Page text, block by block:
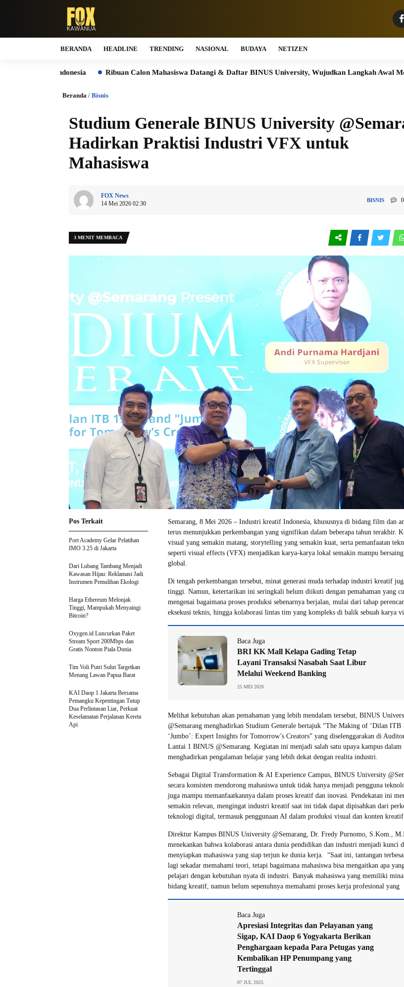
BERANDA HEADLINE TRENDING NASIONAL BUDAYA NETIZEN
Ribuan Calon Mahasiswa Datangi & Daftar BINUS University, Wujudkan Langkah Awal Menuju Karier
Beranda / Bisnis
Studium Generale BINUS University
Hadirkan Praktisi Industri VFX untuk
Mahasiswa
FOX News
14 Mei 2026 02:30
BISNIS 0
3 MENIT MEMBACA
Semarang, 8 Mei 2026 – Industri kreatif Indonesia, khususnya di bidang film dan
terus menunjukkan perkembangan yang signifikan dalam beberapa tahun terakhir.
visual yang semakin matang, storytelling yang semakin kuat, serta pemanfaatan
seperti visual effects (VFX) menjadikan karya-karya lokal semakin mampu
global.
Di tengah perkembangan tersebut, minat generasi muda terhadap industri kreatif
tinggi. Namun, ketertarikan ini seringkali belum diikuti dengan pemahaman yang
mengenai bagaimana proses produksi sebenarnya berjalan, mulai dari tahap
eksekusi teknis, hingga kolaborasi lintas tim yang kompleks di balik sebuah karya
Baca Juga
BRI KK Mall Kelapa Gading Tetap
Layani Transaksi Nasabah Saat Libur
Melalui Weekend Banking
25 MEI 2026
Melihat kebutuhan akan pemahaman yang lebih mendalam tersebut, BINUS
@Semarang menghadirkan Studium Generale bertajuk “The Making of ‘Dilan ITB
‘Jumbo’: Expert Insights for Tomorrow’s Creators” yang diselenggarakan di
Lantai 1 BINUS @Semarang. Kegiatan ini menjadi salah satu upaya kampus dalam
menghadirkan pengalaman belajar yang lebih dekat dengan realita industri.
Sebagai Digital Transformation & AI Experience Campus, BINUS University
secara konsisten mendorong mahasiswa untuk tidak hanya menjadi pengguna
juga mampu memanfaatkannya dalam proses kreatif dan inovasi. Pendekatan ini
semakin relevan, mengingat industri kreatif saat ini tidak dapat dipisahkan dari
teknologi digital, termasuk penggunaan AI dalam produksi visual dan konten
Direktur Kampus BINUS University @Semarang, Dr. Fredy Purnomo, S.Kom.,
menekankan bahwa kolaborasi antara dunia pendidikan dan industri menjadi kunci
menyiapkan mahasiswa yang siap terjun ke dunia kerja. “Saat ini, tantangan
lagi sekadar memahami teori, tetapi bagaimana mahasiswa bisa mengaitkan apa
pelajari dengan kebutuhan nyata di industri. Banyak mahasiswa yang memiliki
bidang kreatif, namun belum sepenuhnya memahami proses kerja profesional yang
Baca Juga
Apresiasi Integritas dan Pelayanan yang
Sigap, KAI Daop 6 Yogyakarta Berikan
Penghargaan kepada Para Petugas yang
Kembalikan HP Penumpang yang
Tertinggal
07 JUL 2025
Pos Terkait
Port Academy Gelar Pelatihan
IMO 3.25 di Jakarta
Dari Lubang Tambang Menjadi
Kawasan Hijau: Reklamasi Jadi
Instrumen Pemulihan Ekologi
Harga Ethereum Melonjak
Tinggi, Mampukah Menyaingi
Bitcoin?
Oxygen.id Luncurkan Paket
Stream Sport 200Mbps dan
Gratis Nonton Piala Dunia
Tim Voli Putri Sulut Targetkan
Menang Lawan Papua Barat
KAI Daop 1 Jakarta Bersama
Pemangku Kepentingan Tutup
Dua Perlintasan Liar, Perkuat
Keselamatan Perjalanan Kereta
Api